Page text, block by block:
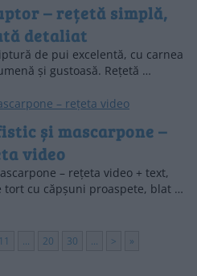
– rețetă simplă,
detaliat
de pui excelentă, cu carnea
și gustoasă. Rețetă …
și mascarpone –
video
– rețeta video + text,
tort cu căpșuni proaspete, blat …
11 ... 20 30 ... > »